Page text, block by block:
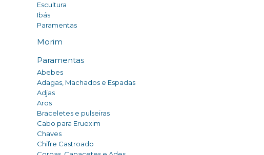
Escultura
Ibás
Paramentas
Morim
Paramentas
Abebes
Adagas, Machados e Espadas
Adjas
Aros
Braceletes e pulseiras
Cabo para Eruexim
Chaves
Chifre Castroado